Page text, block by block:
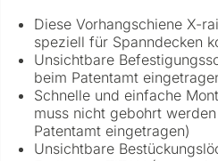
Diese Vorhangschiene X-
speziell für Spanndecken
Unsichtbare
beim Patentamt
Schnelle und einfache
muss nicht gebohrt
Patentamt eingetragen)
Unsichtbare